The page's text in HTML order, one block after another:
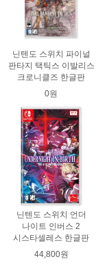
닌텐도 스위치 파이널
판타지 택틱스 이발리스
크로니클즈 한글판
0원
닌텐도 스위치 언더
나이트 인버스 2
시스타셀레스 한글판
44,800원